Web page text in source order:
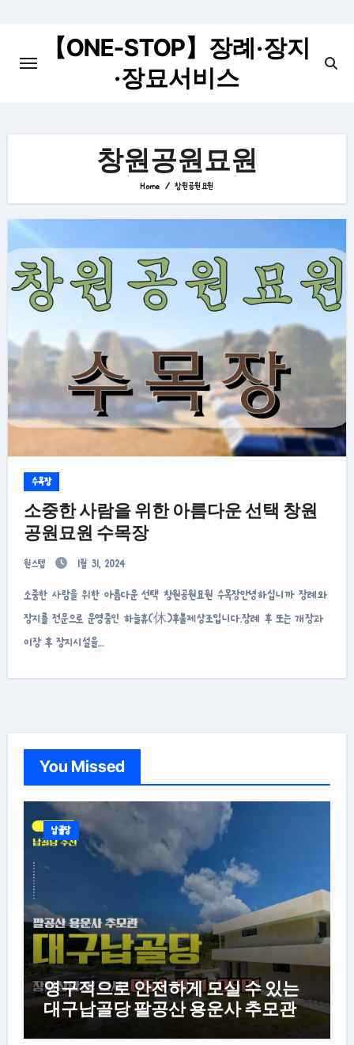
【ONE-STOP】장례·장지
·장묘서비스
창원공원묘원
Home 창원공원묘원
수목장
소중한 사람을 위한 아름다운 선택 창원
공원묘원 수목장
원스텝 1월 31, 2024
소중한 사람을 위한 아름다운 선택 창원공원묘원 수목장안녕하십니까 장례와
장지를 전문으로 운영중인 하늘휴(休)후불제상조입니다.장례 후 또는 개장과
이장 후 장지시설을…
You Missed
납골당
영구적으로 안전하게 모실 수 있는
대구납골당 팔공산 용운사 추모관